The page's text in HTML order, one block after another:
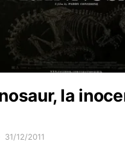
la
31/12/2011